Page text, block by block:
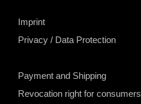
Imprint
Privacy / Data Protection
Payment and Shipping
Revocation right for consumers